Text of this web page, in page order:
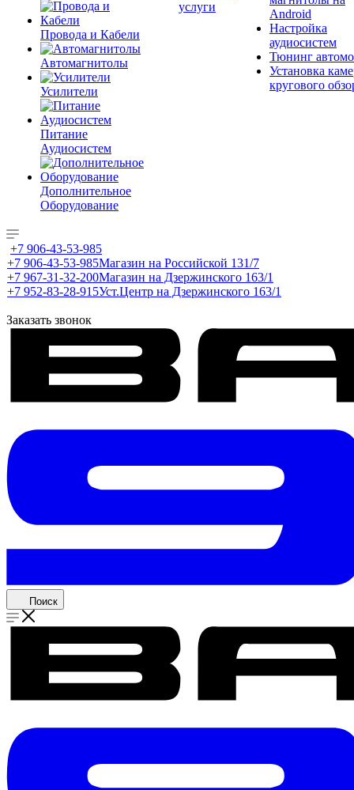
Провода и Кабели
Автомагнитолы
Усилители
Питание
Аудиосистем
Дополнительное
Оборудование
услуги
Android
Настройка
аудиосистем
Тюнинг
Установка
кругового
+7 906-43-53-985
+7 906-43-53-985Магазин на Российской 131/7
+7 967-31-32-200Магазин на Дзержинского 163/1
+7 952-83-28-915Уст.Центр на Дзержинского 163/1
Заказать звонок
Поиск